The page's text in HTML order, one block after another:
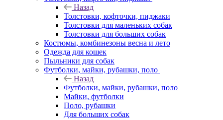
Назад
Толстовки, кофточки, пиджаки
Толстовки для маленьких собак
Толстовки для больших собак
Костюмы, комбинезоны весна и лето
Одежда для кошек
Пыльники для собак
Футболки, майки, рубашки, поло
Назад
Футболки, майки, рубашки, поло
Майки, футболки
Поло, рубашки
Для больших собак